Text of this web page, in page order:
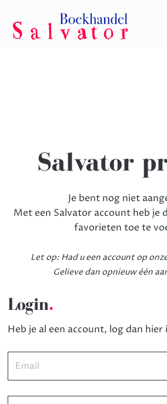
Salvator
Je bent nog niet
Met een Salvator account heb je
favorieten toe te
Let op: Had u een account op
Gelieve dan opnieuw één
Login.
Heb je al een account, log dan hier